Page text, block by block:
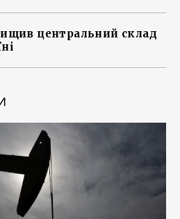
центральний склад